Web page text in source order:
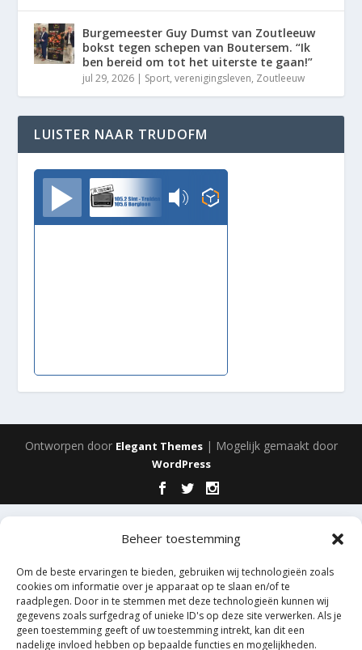
Beheer toestemming
Om de beste ervaringen te bieden, gebruiken wij technologieën zoals
cookies om informatie over je apparaat op te slaan en/of te
raadplegen. Door in te stemmen met deze technologieën kunnen wij
gegevens zoals surfgedrag of unieke ID's op deze site verwerken. Als je
geen toestemming geeft of uw toestemming intrekt, kan dit een
nadelige invloed hebben op bepaalde functies en mogelijkheden.
Burgemeester Guy Dumst van Zoutleeuw
bokst tegen schepen van Boutersem. “Ik
ben bereid om tot het uiterste te gaan!”
jul 29, 2026 | Sport,verenigingsleven, Zoutleeuw
LUISTER NAAR TRUDOFM
TrudoFM
Ontworpen door Elegant Themes| Mogelijk gemaakt door
WordPress